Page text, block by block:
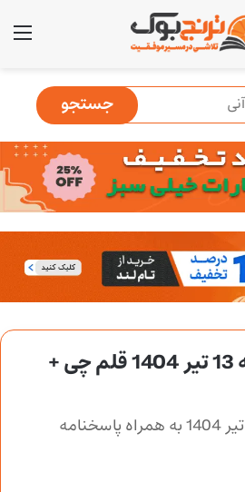
دانلود آزمون هدیه 13 تیر 1404 قلم چی +
کلید آزمون قلمچی 13 تیر 1404 به همراه پاسخنامه